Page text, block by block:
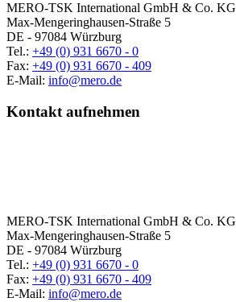
MERO-TSK International GmbH & Co. KG
Max-Mengeringhausen-Straße 5
DE - 97084 Würzburg
Tel.: +49 (0) 931 6670 - 0
Fax: +49 (0) 931 6670 - 409
E-Mail: info@mero.de
Kontakt aufnehmen
MERO-TSK International GmbH & Co. KG
Max-Mengeringhausen-Straße 5
DE - 97084 Würzburg
Tel.: +49 (0) 931 6670 - 0
Fax: +49 (0) 931 6670 - 409
E-Mail: info@mero.de